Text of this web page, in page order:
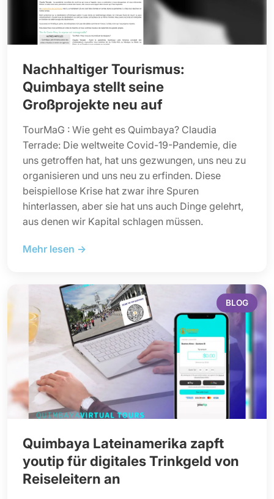
Nachhaltiger Tourismus:
Quimbaya stellt seine
Großprojekte neu auf
TourMaG : Wie geht es Quimbaya? Claudia
Terrade: Die weltweite Covid-19-Pandemie, die
uns getroffen hat, hat uns gezwungen, uns neu zu
organisieren und uns neu zu erfinden. Diese
beispiellose Krise hat zwar ihre Spuren
hinterlassen, aber sie hat uns auch Dinge gelehrt,
aus denen wir Kapital schlagen müssen.
Mehr lesen →
BLOG
Quimbaya Lateinamerika zapft
youtip für digitales Trinkgeld von
Reiseleitern an